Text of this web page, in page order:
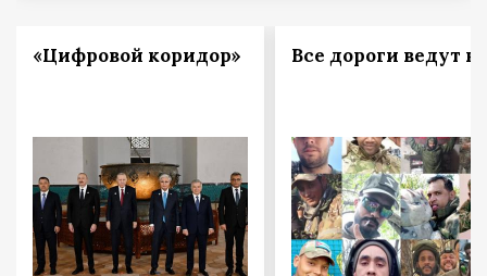
«Цифровой коридор» Все дороги ведут в